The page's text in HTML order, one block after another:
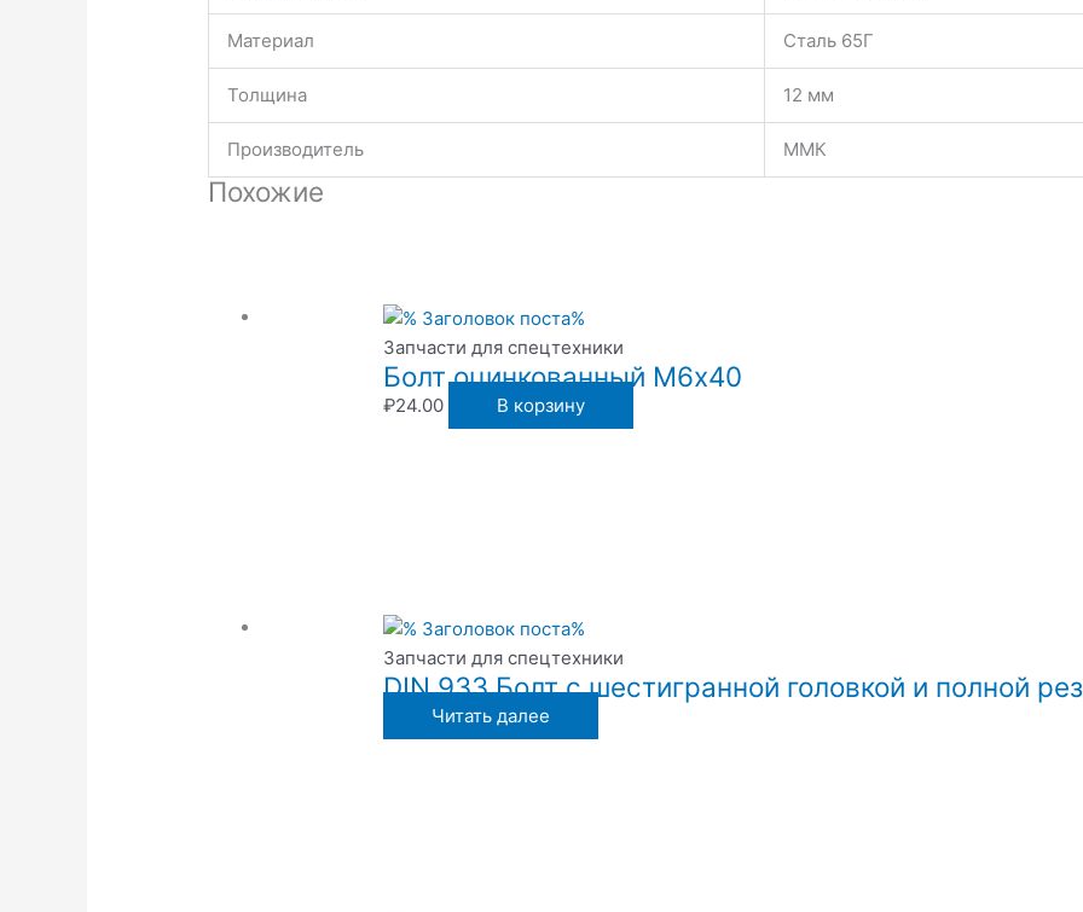
Материал Сталь 65Г
Толщина 12 мм
Производитель ММК
Похожие
Запчасти для спецтехники
Болт оцинкованный М6х40
₽24.00 В корзину
Запчасти для спецтехники
DIN 933 Болт с шестигранной головкой и полной
Читать далее